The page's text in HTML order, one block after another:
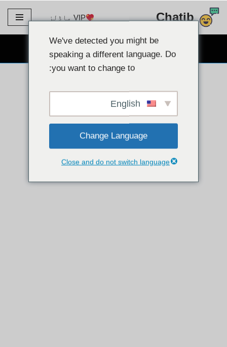
مواد
Chatib VIP ماڈلز
مفت ویب کیم چیٹ
We've detected you might be
speaking a different language. Do
you want to change to:
Change Language
Close and do not switch language